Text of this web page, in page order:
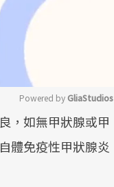
Mute
Powered by GliaStudios
，如無甲狀腺或甲
體免疫性甲狀腺炎